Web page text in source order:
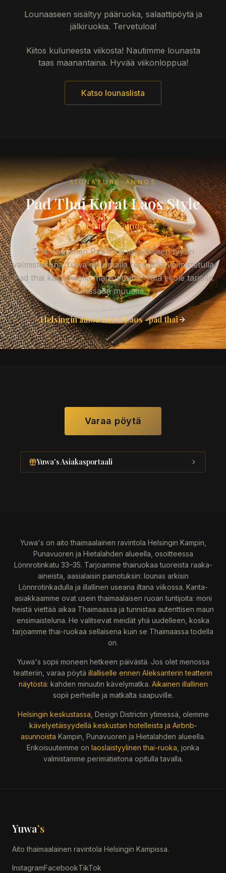
Lounaaseen sisältyy pääruoka, salaattipöytä ja
jälkiruokia. Tervetuloa!
Kiitos kuluneesta viikosta! Nautimme lounasta
taas maanantaina. Hyvää viikonloppua!
Katso lounaslista
SIGNATURE-ANNOS
Pad Thai Korat Laos Style
Helsingin ainoa.
Thaimaalainen Pad Thai laosilaiseen tyyliin
valmistettuna Yuwa'sin omalla reseptillä valmistetulla
Pad thai kastikkeella maustettuna. Tätä ei ole tarjolla
missään muualla.
Helsingin ainoa Korat Laos -pad thai
Varaa pöytä
Yuwa's Asiakasportaali
Yuwa's on aito thaimaalainen ravintola Helsingin Kampin,
Punavuoren ja Hietalahden alueella, osoitteessa
Lönnrotinkatu 33–35. Tarjoamme thairuokaa tuoreista raaka-
aineista, aasialaisin painotuksin: lounas arkisin
Lönnrotinkadulla ja illallinen useana iltana viikossa. Kanta-
asiakkaamme ovat usein thaimaalaisen ruoan tuntijoita: moni
heistä viettää aikaa Thaimaassa ja tunnistaa autenttisen maun
ensimaisteluna. He valitsevat meidät yhä uudelleen, koska
tarjoamme thai-ruokaa sellaisena kuin se Thaimaassa todella
on.
Yuwa's sopii moneen hetkeen päivästä. Jos olet menossa
teatteriin, varaa pöytä illalliselle ennen Aleksanterin teatterin
näytöstä: kahden minuutin kävelymatka. Aikainen illallinen
sopii perheille ja matkalta saapuville.
Helsingin keskustassa, Design Districtin ytimessä, olemme
kävelyetäisyydellä keskustan hotelleista ja Airbnb-
asunnoista Kampin, Punavuoren ja Hietalahden alueella.
Erikoisuutemme on laoslaistyylinen thai-ruoka, jonka
valmistamme perimätietona opitulla tavalla.
Yuwa's
Aito thaimaalainen ravintola Helsingin Kampissa.
InstagramFacebookTikTok